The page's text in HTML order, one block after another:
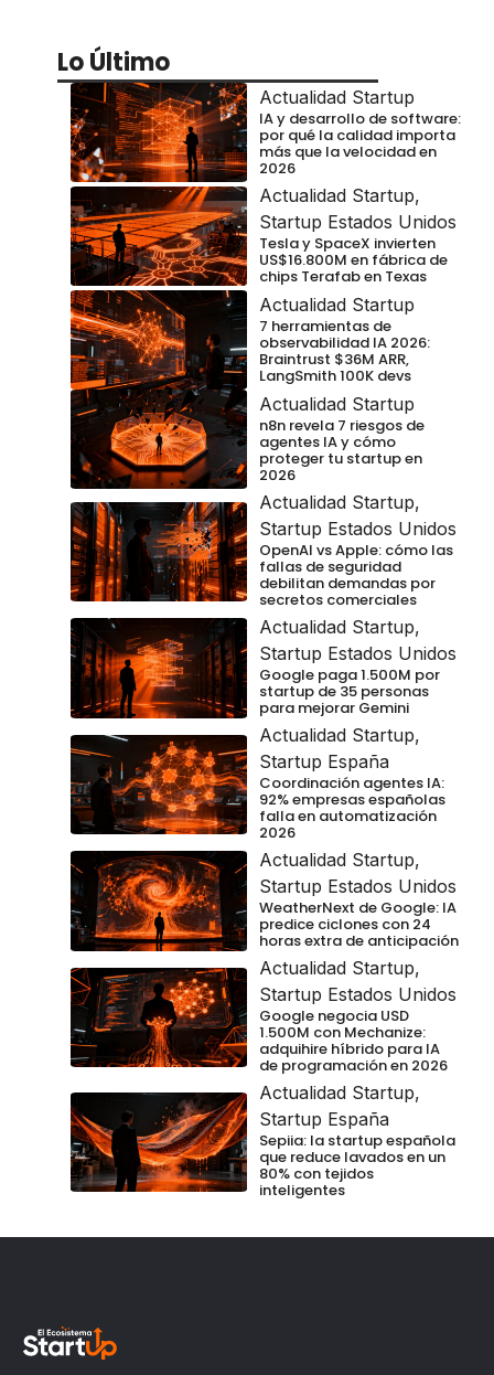
Lo Último
Actualidad Startup
IA y desarrollo de software:
por qué la calidad importa
más que la velocidad en
2026
Actualidad Startup,
Startup Estados Unidos
Tesla y SpaceX invierten
US$16.800M en fábrica de
chips Terafab en Texas
Actualidad Startup
7 herramientas de
observabilidad IA 2026:
Braintrust $36M ARR,
LangSmith 100K devs
Actualidad Startup
n8n revela 7 riesgos de
agentes IA y cómo
proteger tu startup en
2026
Actualidad Startup,
Startup Estados Unidos
OpenAI vs Apple: cómo las
fallas de seguridad
debilitan demandas por
secretos comerciales
Actualidad Startup,
Startup Estados Unidos
Google paga 1.500M por
startup de 35 personas
para mejorar Gemini
Actualidad Startup,
Startup España
Coordinación agentes IA:
92% empresas españolas
falla en automatización
2026
Actualidad Startup,
Startup Estados Unidos
WeatherNext de Google: IA
predice ciclones con 24
horas extra de anticipación
Actualidad Startup,
Startup Estados Unidos
Google negocia USD
1.500M con Mechanize:
adquihire híbrido para IA
de programación en 2026
Actualidad Startup,
Startup España
Sepiia: la startup española
que reduce lavados en un
80% con tejidos
inteligentes